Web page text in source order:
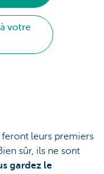
votre
leurs premiers
sûr, ils ne sont
gardez le